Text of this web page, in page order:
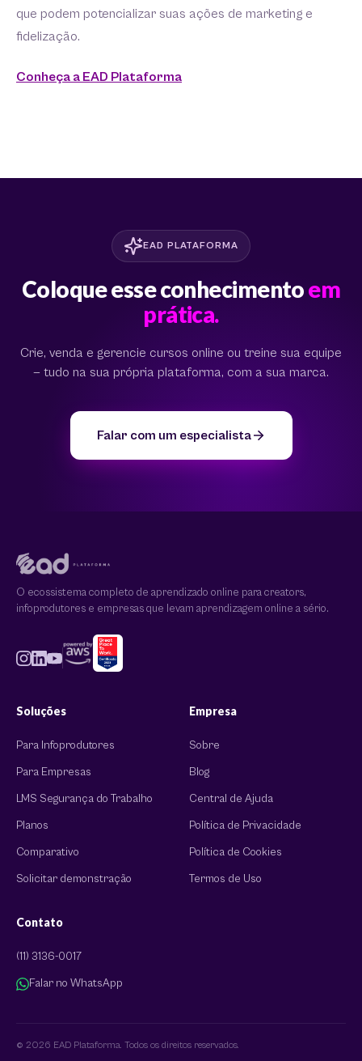
que podem potencializar suas ações de marketing e
fidelização.
Conheça a EAD Plataforma
EAD PLATAFORMA
Coloque esse conhecimentoem
prática.
Crie, venda e gerencie cursos online ou treine sua equipe
— tudo na sua própria plataforma, com a sua marca.
Falar com um especialista
O ecossistema completo de aprendizado online para creators,
infoprodutores e empresas que levam aprendizagem online a sério.
Soluções
Para Infoprodutores
Para Empresas
LMS Segurança do Trabalho
Planos
Comparativo
Solicitar demonstração
Empresa
Sobre
Blog
Central de Ajuda
Política de Privacidade
Política de Cookies
Termos de Uso
Contato
(11) 3136-0017
Falar no WhatsApp
© 2026 EAD Plataforma. Todos os direitos reservados.